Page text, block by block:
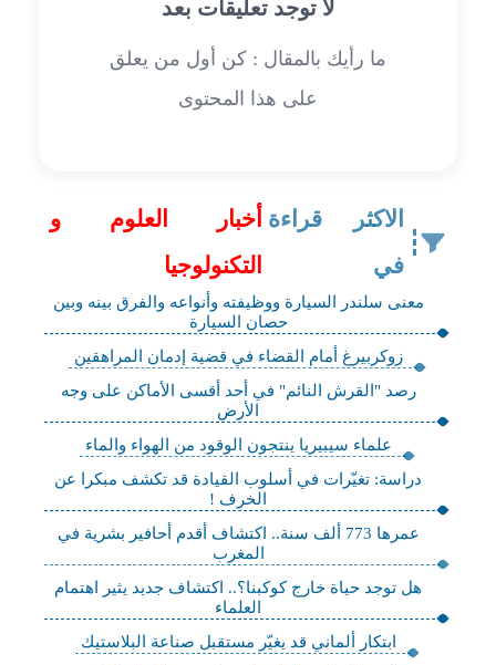
لا توجد تعليقات بعد
ما رأيك بالمقال : كن أول من يعلق
على هذا المحتوى
الاكثر قراءة
في
أخبار العلوم و
التكنولوجيا
معنى سلندر السيارة ووظيفته وأنواعه والفرق بينه وبين
حصان السيارة
زوكربيرغ أمام القضاء في قضية إدمان المراهقين
رصد "القرش النائم" في أحد أقسى الأماكن على وجه
الأرض
علماء سيبيريا ينتجون الوقود من الهواء والماء
دراسة: تغيّرات في أسلوب القيادة قد تكشف مبكرا عن
الخرف !
عمرها 773 ألف سنة.. اكتشاف أقدم أحافير بشرية في
المغرب
هل توجد حياة خارج كوكبنا؟.. اكتشاف جديد يثير اهتمام
العلماء
ابتكار ألماني قد يغيّر مستقبل صناعة البلاستيك